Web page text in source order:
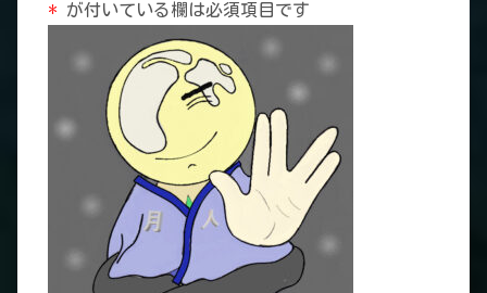
* が付いている欄は必須項目です